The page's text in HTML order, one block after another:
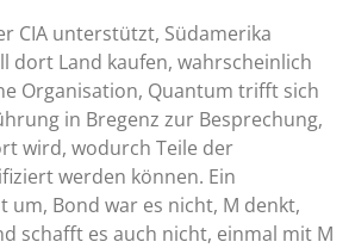
CIA unterstützt, Südamerika
dort Land kaufen, wahrscheinlich
Organisation, Quantum trifft sich
in Bregenz zur Besprechung,
wird, wodurch Teile der
werden können. Ein
um, Bond war es nicht, M denkt,
schafft es auch nicht, einmal mit M